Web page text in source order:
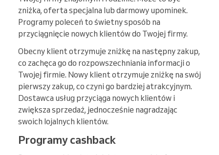
zniżka, oferta specjalna lub darmowy upominek.
Programy poleceń to świetny sposób na
przyciągnięcie nowych klientów do Twojej firmy.
Obecny klient otrzymuje zniżkę na następny zakup,
co zachęca go do rozpowszechniania informacji o
Twojej firmie. Nowy klient otrzymuje zniżkę na swój
pierwszy zakup, co czyni go bardziej atrakcyjnym.
Dostawca usług przyciąga nowych klientów i
zwiększa sprzedaż, jednocześnie nagradzając
swoich lojalnych klientów.
Programy cashback